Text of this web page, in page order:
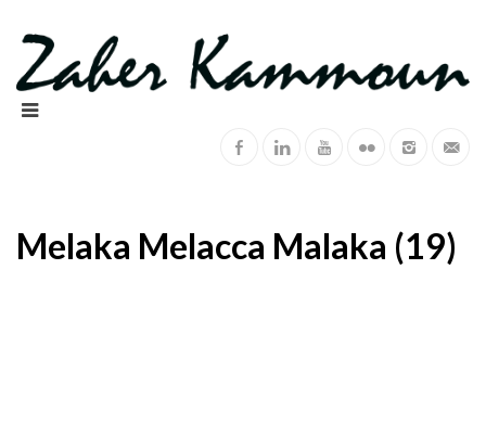
Melaka Melacca Malaka (19)